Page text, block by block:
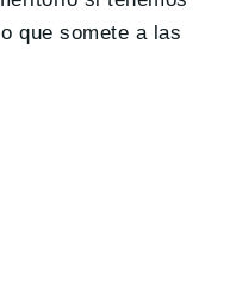
que somete a las